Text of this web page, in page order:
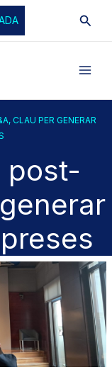
CLAU PER GENERAR
post-